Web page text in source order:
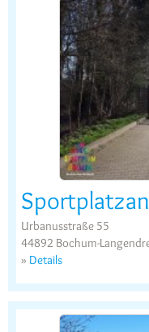
Urbanusstraße 55
44892 Bochum-
» Details